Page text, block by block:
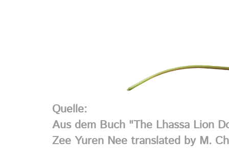
Quelle:
Aus dem Buch "The Lhassa Lion
Zee Yuren Nee translated by M.